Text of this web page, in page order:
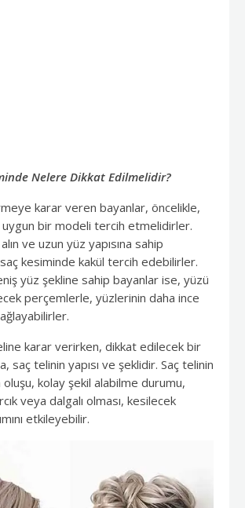
Nelere Dikkat Edilmelidir?
karar veren bayanlar, öncelikle,
bir modeli tercih etmelidirler.
ve uzun yüz yapısına sahip
kesiminde kakül tercih edebilirler.
yüz şekline sahip bayanlar ise, yüzü
perçemlerle, yüzlerinin daha ince
karar verirken, dikkat edilecek bir
saç telinin yapısı ve şeklidir. Saç telinin
oluşu, kolay şekil alabilme durumu,
veya dalgalı olması, kesilecek
etkileyebilir.